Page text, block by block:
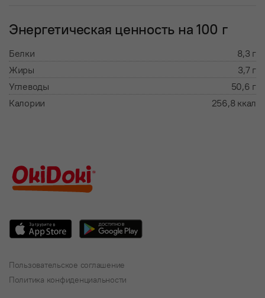
Энергетическая ценность на 100 г
Белки
8,3 г
Жиры
3,7 г
Углеводы
50,6 г
Калории
256,8 ккал
Пользовательское соглашение
Политика конфиденциальности